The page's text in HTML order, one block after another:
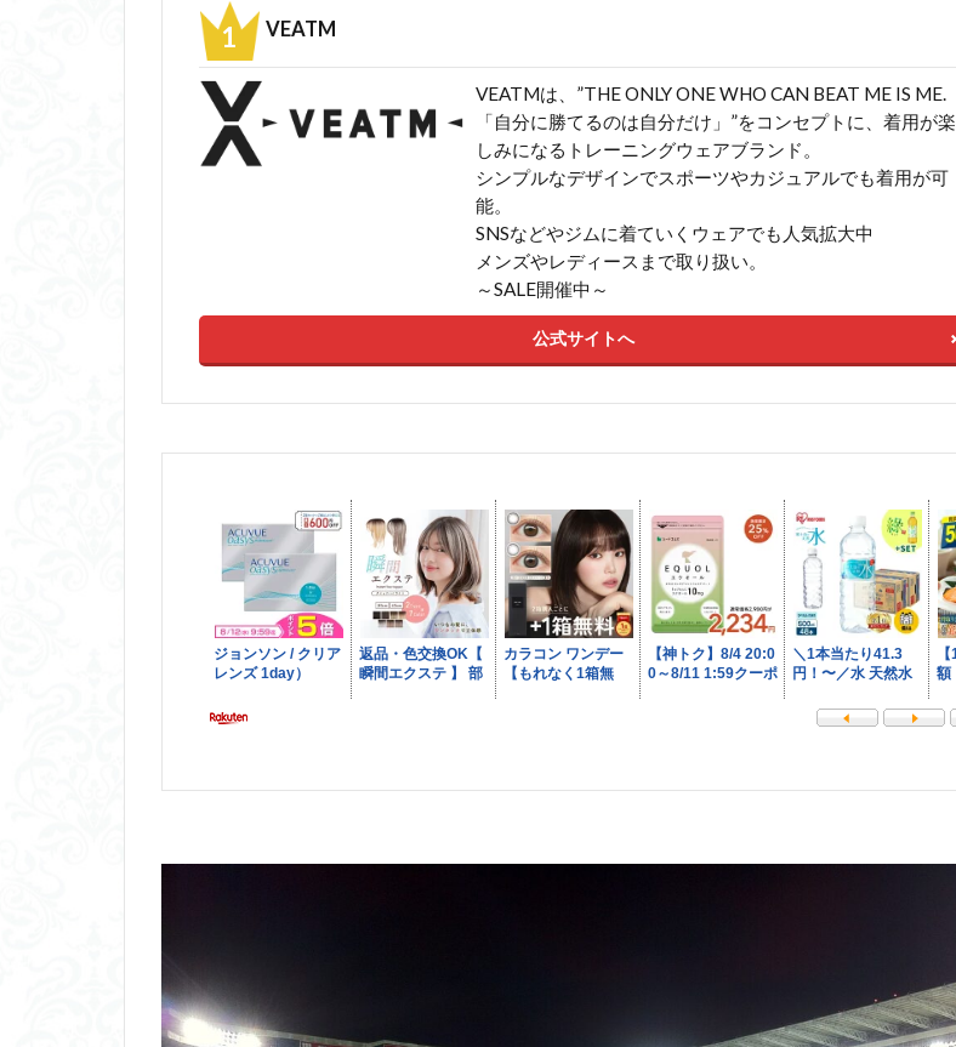
VEATM
VEATMは、”THE ONLY ONE WHO CAN BEAT ME IS ME.
「自分に勝てるのは自分だけ」”をコンセプトに、着用が楽
しみになるトレーニングウェアブランド。
シンプルなデザインでスポーツやカジュアルでも着用が可
能。
SNSなどやジムに着ていくウェアでも人気拡大中
メンズやレディースまで取り扱い。
～SALE開催中～
公式サイトへ